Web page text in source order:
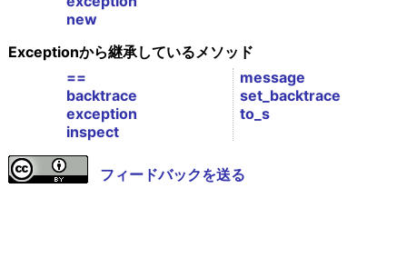
new
Exceptionから継承しているメソッド
==
backtrace
exception
inspect
message
set_backtrace
to_s
フィードバックを送る